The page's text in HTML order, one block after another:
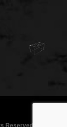
Reserved